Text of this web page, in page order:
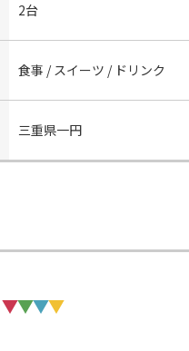
2台
食事 / スイーツ / ドリンク
三重県一円